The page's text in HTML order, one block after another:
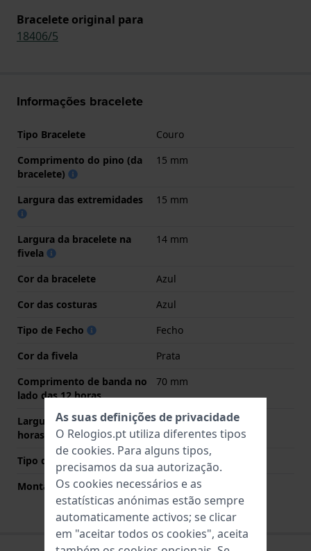
Bracelete original para
18406/5
Informações bracelete
Tipo Bracelete
Couro
Comprimento do pino (da
bracelete)
15 mm
Largura das extremidades 15 mm
Largura da bracelete na
fivela
14 mm
Cor da bracelete
Azul
Cor das costuras
Azul
Tipo de Fecho
Fecho
Cor da fivela
Prata
Comprimento de banda no
lado das 12 horas
70 mm
Largura de banda lado 6
horas (mm)
110 mm
Tipo de montagem
Pinos de pressão
Montagem Reta
Sim
As suas definições de privacidade
O Relogios.pt utiliza diferentes tipos
de cookies. Para alguns tipos,
precisamos da sua autorização.
Os cookies necessários e as
estatísticas anónimas estão sempre
automaticamente activos; se clicar
em "aceitar todos os cookies", aceita